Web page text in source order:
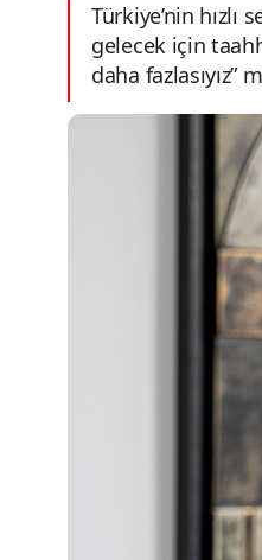
Türkiye’nin hızlı
gelecek için
daha fazlasıyız”